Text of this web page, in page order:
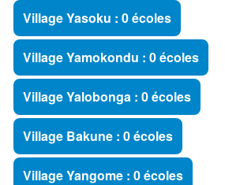
Village Yasoku : 0 écoles
Village Yamokondu : 0 écoles
Village Yalobonga : 0 écoles
Village Bakune : 0 écoles
Village Yangome : 0 écoles